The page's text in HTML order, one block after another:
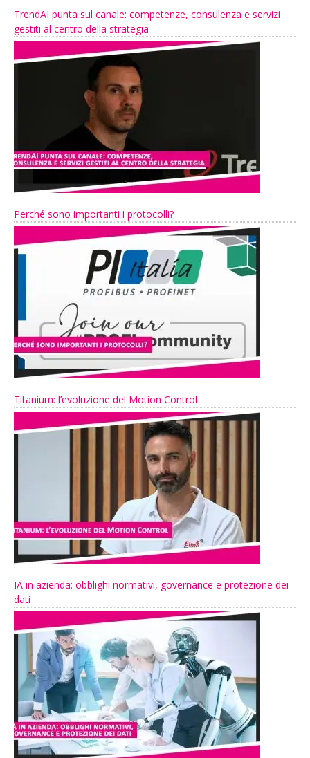
TrendAI punta sul canale: competenze, consulenza e servizi
gestiti al centro della strategia
Perché sono importanti i protocolli?
Titanium: l’evoluzione del Motion Control
IA in azienda: obblighi normativi, governance e protezione dei
dati